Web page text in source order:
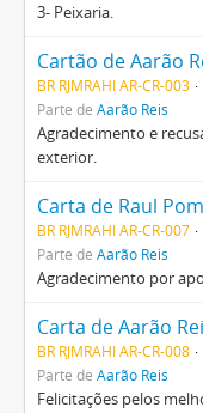
3- Peixaria.
BR RJMRAHI AR-CR-003
Parte de Aarão Reis
Agradecimento e
exterior.
Carta de Raul
BR RJMRAHI AR-CR-007
Parte de Aarão Reis
Agradecimento por
BR RJMRAHI AR-CR-008
Parte de Aarão Reis
Felicitações pelos